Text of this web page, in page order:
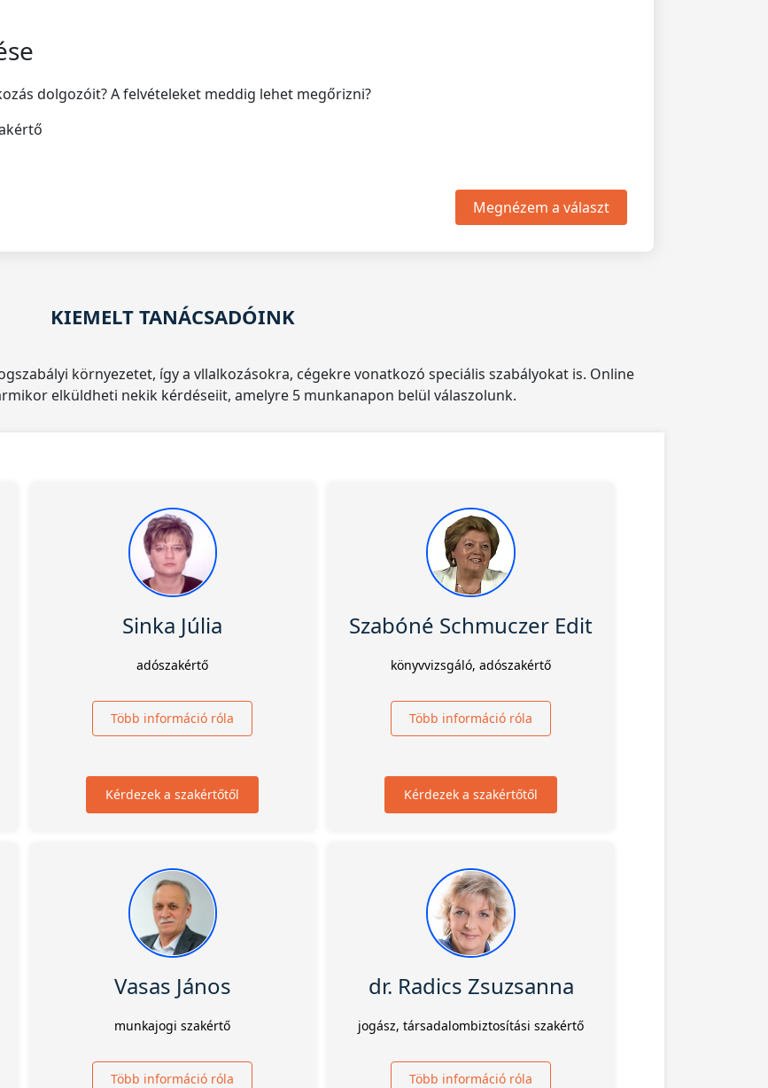
dolgozóit? A felvételeket meddig lehet megőrizni?
Megnézem a választ
KIEMELT TANÁCSADÓINK
környezetet, így a vllalkozásokra, cégekre vonatkozó speciális szabályokat is. Online
elküldheti nekik kérdéseiit, amelyre 5 munkanapon belül válaszolunk.
Sinka Júlia
adószakértő
Több információ róla
Kérdezek a szakértőtől
Szabóné Schmuczer Edit
könyvvizsgáló, adószakértő
Több információ róla
Kérdezek a szakértőtől
Vasas János
munkajogi szakértő
Több információ róla
dr. Radics Zsuzsanna
jogász, társadalombiztosítási szakértő
Több információ róla